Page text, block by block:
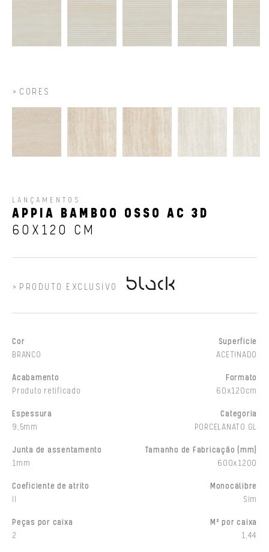
CORES
LANÇAMENTOS
APPIA BAMBOO OSSO AC 3D
60X120 CM
PRODUTO EXCLUSIVO
Cor
BRANCO
Superfície
ACETINADO
Acabamento
Produto retificado
Formato
60x120cm
Espessura
9,5mm
Categoria
PORCELANATO GL
Junta de assentamento
1mm
Tamanho de Fabricação (mm)
600x1200
Coeficiente de atrito
Monocálibre
Sim
Peças por caixa
2
M² por caixa
1,44